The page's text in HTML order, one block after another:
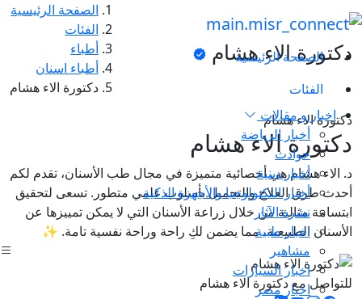
الصفحة الرئيسية
الفئات
اخبار و مقالات
أخبار الرياضة
حوادث
أخبار دينية
أخبار التكنولوجيا والأجهزة الذكية
نشرة الآثار
اخبار طبية
مشاهير
اخبار السيارات
اخبار مصر
دكتورة الاء هشام
الصفحة الرئيسية
الفئات
أطباء
أطباء اسنان
دكتورة الاء هشام
دكتورة الاء هشام
دكتورة الاء هشام
د. الاء هشام هي أخصائية متميزة في مجال طب الأسنان، تقدم لكم
أحدث طرق العلاج والتجميل بأسلوب علمي متطور. تسعى لتحقيق
ابتسامة مثالية من خلال زراعة الأسنان التي لا يمكن تمييزها عن
الأسنان الطبيعية، مما يضمن لكِ راحة وراحة نفسية تامة. ✨
للتواصل مع دكتورة الاء هشام